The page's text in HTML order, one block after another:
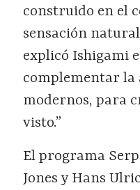
construido en el
sensación
explicó Ishigami
complementar la
modernos, para
visto.”
El programa
Jones y Hans